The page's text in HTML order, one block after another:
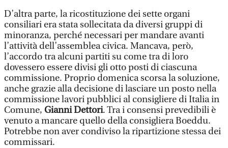
D’altra parte, la ricostituzione dei sette organi
consiliari era stata sollecitata da diversi gruppi di
minoranza, perché necessari per mandare avanti
l’attività dell’assemblea civica. Mancava, però,
l’accordo tra alcuni partiti su come tra di loro
dovessero essere divisi gli otto posti di ciascuna
commissione. Proprio domenica scorsa la soluzione,
anche grazie alla decisione di lasciare un posto nella
commissione lavori pubblici al consigliere di Italia in
Comune, Gianni Dettori. Tra i consensi prevedibili è
venuto a mancare quello della consigliera Boeddu.
Potrebbe non aver condiviso la ripartizione stessa dei
commissari.